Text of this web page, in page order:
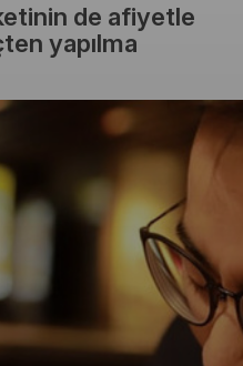
de afiyetle
yapılma